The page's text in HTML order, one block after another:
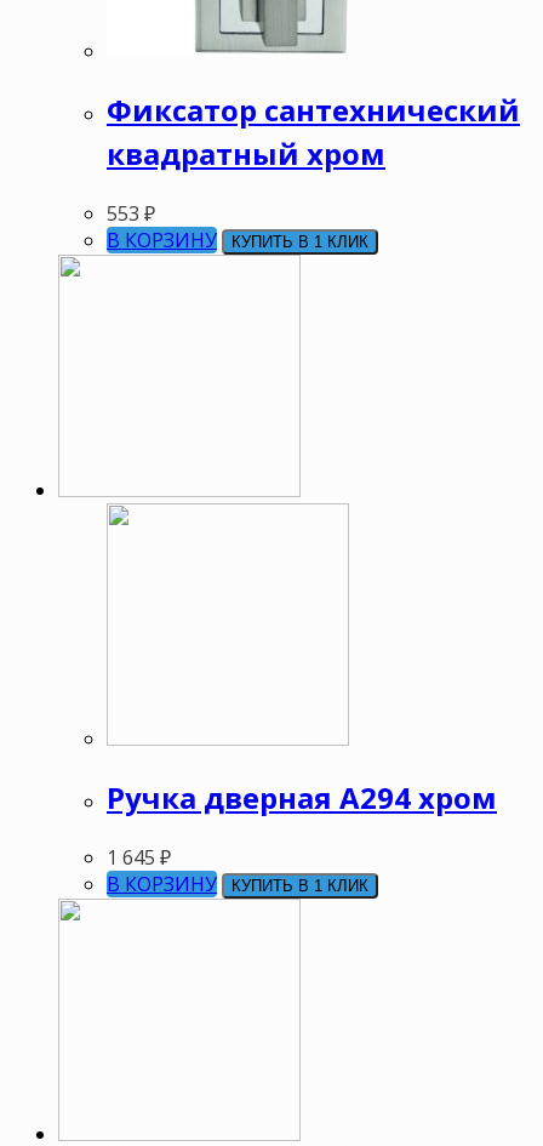
Фиксатор сантехнический
квадратный хром
553 ₽
В КОРЗИНУ
КУПИТЬ В 1 КЛИК
Ручка дверная А294 хром
1 645 ₽
В КОРЗИНУ
КУПИТЬ В 1 КЛИК